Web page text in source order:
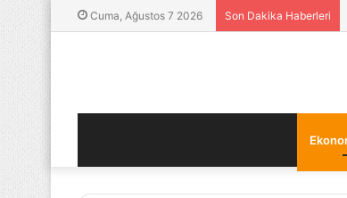
Cuma, Ağustos 7 2026 Son Dakika Haberleri